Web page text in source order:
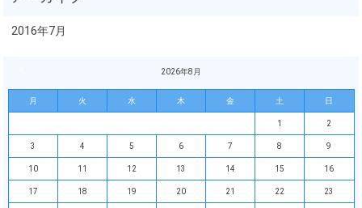
2016年7月
2026年8月
月 火 水 木 金 土 日
1 2
3 4 5 6 7 8 9
10 11 12 13 14 15 16
17 18 19 20 21 22 23